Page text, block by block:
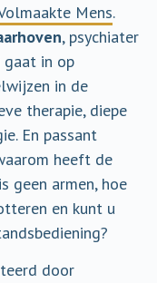
Mens.
, psychiater
gaat in op
in de
therapie, diepe
En passant
heeft de
geen armen, hoe
en kunt u
door